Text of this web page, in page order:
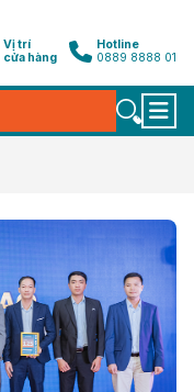
Vị trí
cửa hàng
Hotline
0889 8888 01